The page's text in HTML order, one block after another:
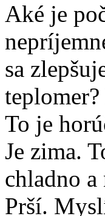
Aké je
sa
To je
Je zima.
chladno a
Prší.